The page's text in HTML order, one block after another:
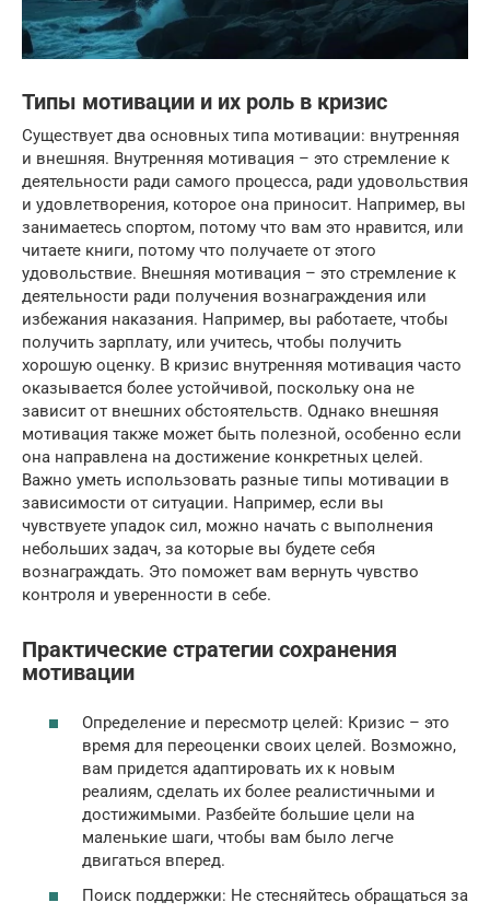
Типы мотивации и их роль в кризис
Существует два основных типа мотивации: внутренняя
и внешняя. Внутренняя мотивация – это стремление к
деятельности ради самого процесса, ради удовольствия
и удовлетворения, которое она приносит. Например, вы
занимаетесь спортом, потому что вам это нравится, или
читаете книги, потому что получаете от этого
удовольствие. Внешняя мотивация – это стремление к
деятельности ради получения вознаграждения или
избежания наказания. Например, вы работаете, чтобы
получить зарплату, или учитесь, чтобы получить
хорошую оценку. В кризис внутренняя мотивация часто
оказывается более устойчивой, поскольку она не
зависит от внешних обстоятельств. Однако внешняя
мотивация также может быть полезной, особенно если
она направлена на достижение конкретных целей.
Важно уметь использовать разные типы мотивации в
зависимости от ситуации. Например, если вы
чувствуете упадок сил, можно начать с выполнения
небольших задач, за которые вы будете себя
вознаграждать. Это поможет вам вернуть чувство
контроля и уверенности в себе.
Практические стратегии сохранения
мотивации
Определение и пересмотр целей: Кризис – это
время для переоценки своих целей. Возможно,
вам придется адаптировать их к новым
реалиям, сделать их более реалистичными и
достижимыми. Разбейте большие цели на
маленькие шаги, чтобы вам было легче
двигаться вперед.
Поиск поддержки: Не стесняйтесь обращаться за